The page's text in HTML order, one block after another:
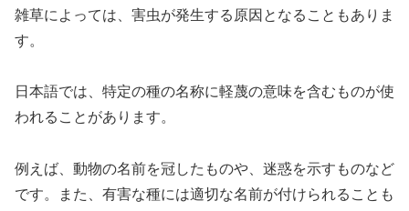
雑草によっては、害虫が発生する原因となることもありま
す。
日本語では、特定の種の名称に軽蔑の意味を含むものが使
われることがあります。
例えば、動物の名前を冠したものや、迷惑を示すものなど
です。また、有害な種には適切な名前が付けられることも